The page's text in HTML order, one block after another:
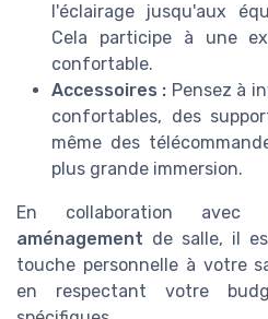
l'éclairage jusqu'aux
Cela participe à une
confortable.
Accessoires : Pensez à
confortables, des
même des
plus grande immersion.
En collaboration
aménagement de salle, il
touche personnelle à votre
en respectant votre